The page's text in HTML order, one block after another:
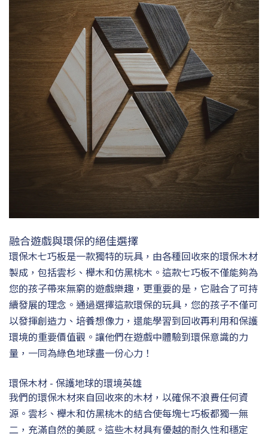
融合遊戲與環保的絕佳選擇
環保木七巧板是一款獨特的玩具，由各種回收來的環保木材
製成，包括雲杉、櫸木和仿黑桃木。這款七巧板不僅能夠為
您的孩子帶來無窮的遊戲樂趣，更重要的是，它融合了可持
續發展的理念。通過選擇這款環保的玩具，您的孩子不僅可
以發揮創造力、培養想像力，還能學習到回收再利用和保護
環境的重要價值觀。讓他們在遊戲中體驗到環保意識的力
量，一同為綠色地球盡一份心力！
環保木材 - 保護地球的環境英雄
我們的環保木材來自回收來的木材，以確保不浪費任何資
源。雲杉、櫸木和仿黑桃木的結合使每塊七巧板都獨一無
二，充滿自然的美感。這些木材具有優越的耐久性和穩定